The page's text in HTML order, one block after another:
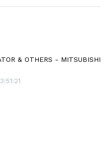
& OTHERS - MITSUBISHI